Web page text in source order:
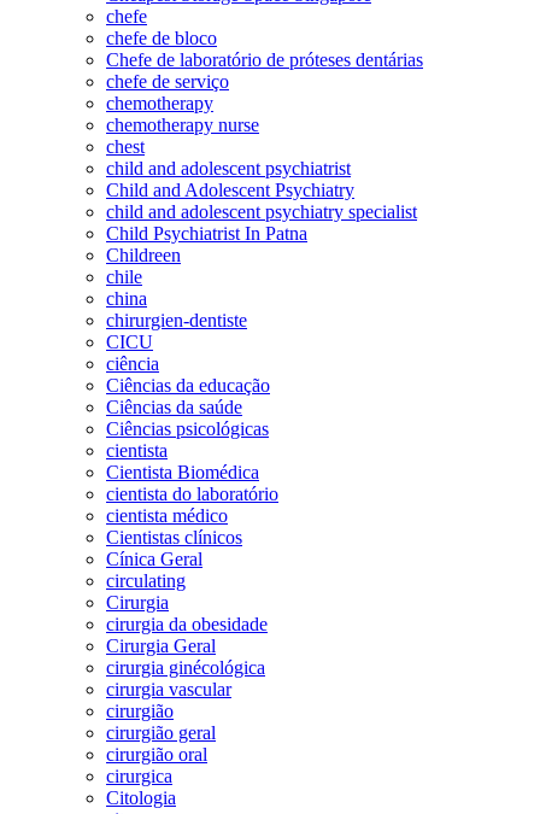
chefe
chefe de bloco
Chefe de laboratório de próteses dentárias
chefe de serviço
chemotherapy
chemotherapy nurse
chest
child and adolescent psychiatrist
Child and Adolescent Psychiatry
child and adolescent psychiatry specialist
Child Psychiatrist In Patna
Childreen
chile
china
chirurgien-dentiste
CICU
ciência
Ciências da educação
Ciências da saúde
Ciências psicológicas
cientista
Cientista Biomédica
cientista do laboratório
cientista médico
Cientistas clínicos
Cínica Geral
circulating
Cirurgia
cirurgia da obesidade
Cirurgia Geral
cirurgia ginécológica
cirurgia vascular
cirurgião
cirurgião geral
cirurgião oral
cirurgica
Citologia